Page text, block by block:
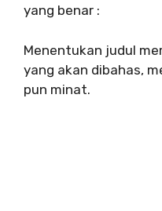
yang benar :
Menentukan judul
yang akan dibahas,
pun minat.